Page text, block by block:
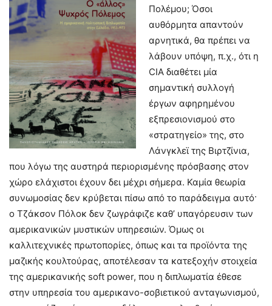
Πολέμου; Όσοι
αυθόρμητα απαντούν
αρνητικά, θα πρέπει να
λάβουν υπόψη, π.χ., ότι η
CIA διαθέτει μία
σημαντική συλλογή
έργων αφηρημένου
εξπρεσιονισμού στο
«στρατηγείο» της, στο
Λάνγκλεϊ της Βιρτζίνια,
που λόγω της αυστηρά περιορισμένης πρόσβασης στον
χώρο ελάχιστοι έχουν δει μέχρι σήμερα. Καμία θεωρία
συνωμοσίας δεν κρύβεται πίσω από το παράδειγμα αυτό·
ο Τζάκσον Πόλοκ δεν ζωγράφιζε καθ’ υπαγόρευσιν των
αμερικανικών μυστικών υπηρεσιών. Όμως οι
καλλιτεχνικές πρωτοπορίες, όπως και τα προϊόντα της
μαζικής κουλτούρας, αποτέλεσαν τα κατεξοχήν στοιχεία
της αμερικανικής soft power, που η διπλωματία έθεσε
στην υπηρεσία του αμερικανο-σοβιετικού ανταγωνισμού,